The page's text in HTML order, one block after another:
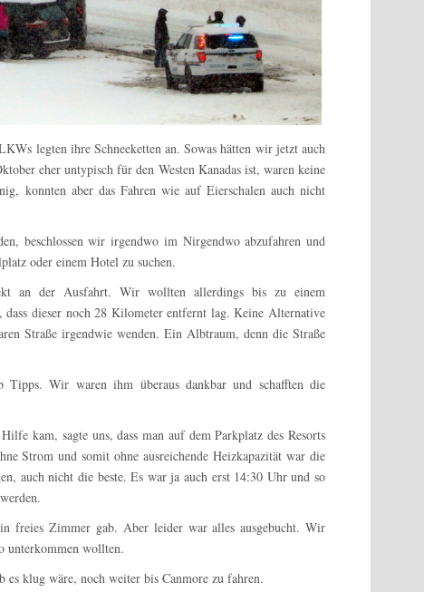
legten ihre Schneeketten an. Sowas hätten wir jetzt auch
eher untypisch für den Westen Kanadas ist, waren keine
konnten aber das Fahren wie auf Eierschalen auch nicht
beschlossen wir irgendwo im Nirgendwo abzufahren und
oder einem Hotel zu suchen.
an der Ausfahrt. Wir wollten allerdings bis zu einem
dieser noch 28 Kilometer entfernt lag. Keine Alternative
Straße irgendwie wenden. Ein Albtraum, denn die Straße
Wir waren ihm überaus dankbar und schafften die
kam, sagte uns, dass man auf dem Parkplatz des Resorts
Strom und somit ohne ausreichende Heizkapazität war die
auch nicht die beste. Es war ja auch erst 14:30 Uhr und so
freies Zimmer gab. Aber leider war alles ausgebucht. Wir
unterkommen wollten.
es klug wäre, noch weiter bis Canmore zu fahren.